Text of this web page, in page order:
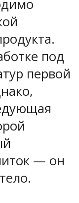
под
первой
— он